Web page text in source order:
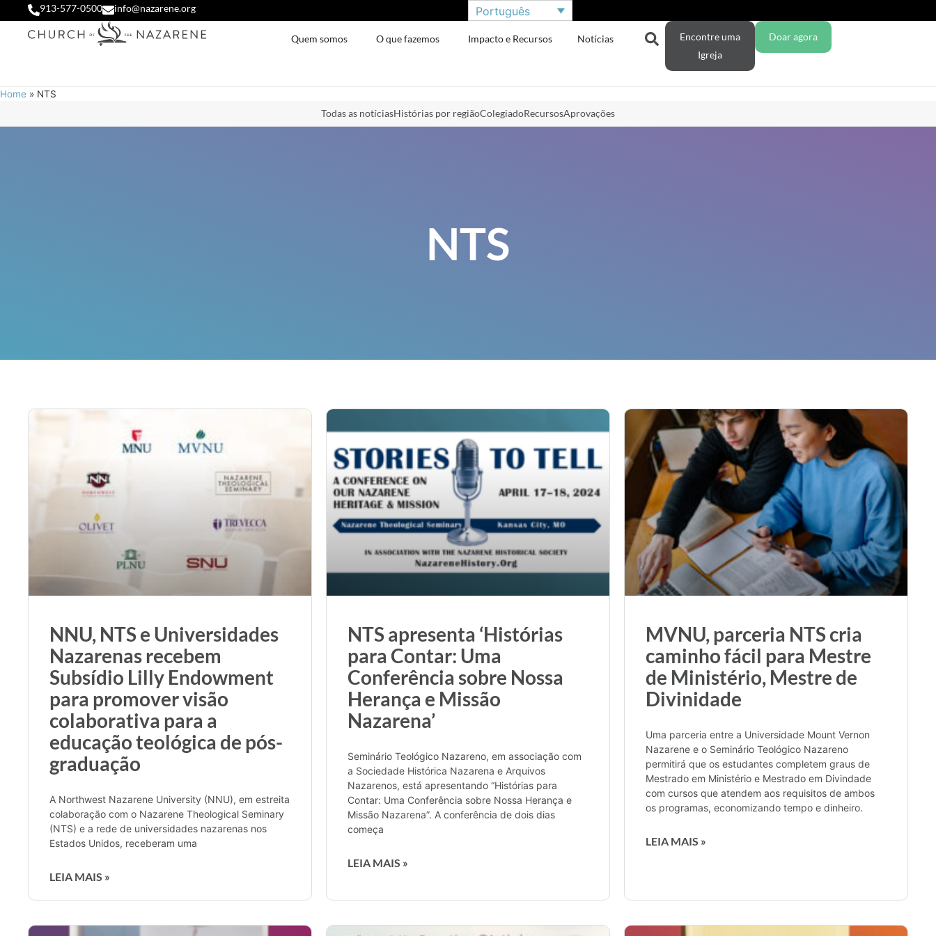
913-577-0500 info@nazarene.org Português
Quem somos O que fazemos Impacto e Recursos Notícias
Encontre uma
Igreja
Doar agora
Home » NTS
Todas as notíciasHistórias por regiãoColegiadoRecursosAprovações
NTS
NNU, NTS e Universidades
Nazarenas recebem
Subsídio Lilly Endowment
para promover visão
colaborativa para a
educação teológica de pós-
graduação
A Northwest Nazarene University (NNU), em estreita
colaboração com o Nazarene Theological Seminary
(NTS) e a rede de universidades nazarenas nos
Estados Unidos, receberam uma
LEIA MAIS »
NTS apresenta ‘Histórias
para Contar: Uma
Conferência sobre Nossa
Herança e Missão
Nazarena’
Seminário Teológico Nazareno, em associação com
a Sociedade Histórica Nazarena e Arquivos
Nazarenos, está apresentando “Histórias para
Contar: Uma Conferência sobre Nossa Herança e
Missão Nazarena”. A conferência de dois dias
começa
LEIA MAIS »
MVNU, parceria NTS cria
caminho fácil para Mestre
de Ministério, Mestre de
Divinidade
Uma parceria entre a Universidade Mount Vernon
Nazarene e o Seminário Teológico Nazareno
permitirá que os estudantes completem graus de
Mestrado em Ministério e Mestrado em Divindade
com cursos que atendem aos requisitos de ambos
os programas, economizando tempo e dinheiro.
LEIA MAIS »